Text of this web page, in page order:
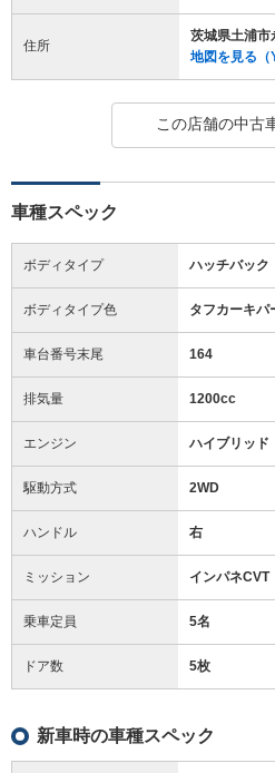
住所
茨城県土浦市
地図を見る（
この店舗の中古
車種スペック
ボディタイプ ハッチバック
ボディタイプ色 タフカーキ
車台番号末尾 164
排気量 1200cc
エンジン ハイブリッド
駆動方式 2WD
ハンドル 右
ミッション インパネCVT
乗車定員 5名
ドア数 5枚
新車時の車種スペック